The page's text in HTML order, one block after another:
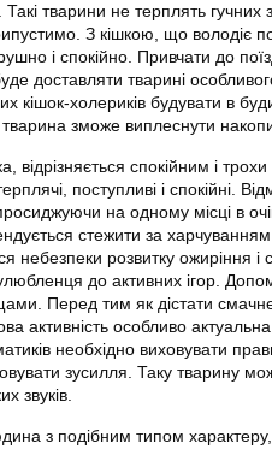
тварини не терплять гучних
З кішкою, що володіє
і спокійно. Привчати до
доставляти тварині
холериків будувати в
зможе виплеснути
спокійним і
поступливі і спокійні.
на одному місці в
стежити за
небезпеки розвитку ожиріння і
до активних ігор.
Перед тим як дістати
активність особливо
необхідно виховувати
зусилля. Таку тварину
звуків.
з подібним типом